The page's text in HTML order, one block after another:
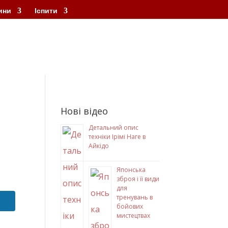
Іспити
Нові відео
Детальний опис
техніки Ірімі Наге в
Айкідо
Японська
зброя і її види
для
тренувань в
бойових
мистецтвах